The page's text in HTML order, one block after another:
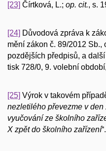
[23] Čírtková, L.; op. cit., s.
[24] Důvodová zpráva k
mění zákon č. 89/2012
pozdějších předpisů, a
tisk 728/0, 9. volební
[25] Výrok v takovém
nezletilého převezme v
vyučování ze školního
X zpět do školního zařízení“.